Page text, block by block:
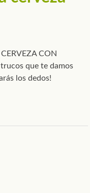
CON
que te damos
los dedos!